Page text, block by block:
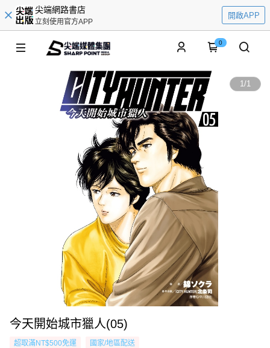
尖端網路書店
立刻使用官方APP
開啟APP
0
1/1
今天開始城市獵人(05)
超取滿NT$500免運 國家/地區配送